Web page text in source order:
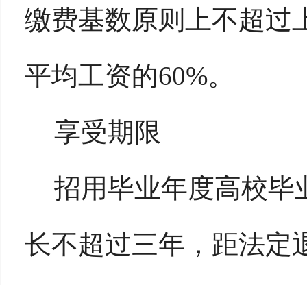
缴费基数原则上不超过
平均工资的60%。
享受期限
招用毕业年度高校毕
长不超过三年，距法定